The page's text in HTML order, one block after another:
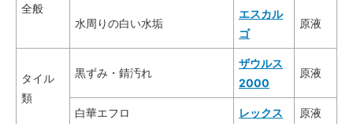
全般
水周りの白い水垢
エスカル
ゴ
原液
タイル
類
黒ずみ・錆汚れ
ザウルス
2000
原液
白華エフロ レックス 原液